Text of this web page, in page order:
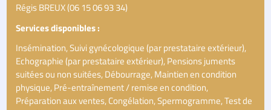
Régis BREUX (06 15 06 93 34)
Services disponibles :
Insémination, Suivi gynécologique (par prestataire extérieur),
Echographie (par prestataire extérieur), Pensions juments
suitées ou non suitées, Débourrage, Maintien en condition
physique, Pré-entraînement / remise en condition,
Préparation aux ventes, Congélation, Spermogramme, Test de